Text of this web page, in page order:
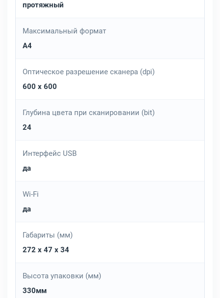
протяжный
Максимальный формат
A4
Оптическое разрешение сканера (dpi)
600 x 600
Глубина цвета при сканировании (bit)
24
Интерфейс USB
да
Wi-Fi
да
Габариты (мм)
272 x 47 x 34
Высота упаковки (мм)
330мм